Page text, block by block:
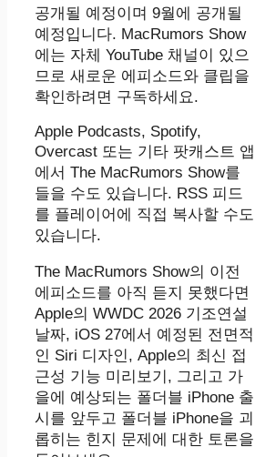
공개될 예정이며 9월에 공개될
예정입니다. MacRumors Show
에는 자체 YouTube 채널이 있으
므로 새로운 에피소드와 클립을
확인하려면 구독하세요.
Apple Podcasts, Spotify,
Overcast 또는 기타 팟캐스트 앱
에서 ‌The MacRumors Show‌를
들을 수도 있습니다. RSS 피드
를 플레이어에 직접 복사할 수도
있습니다.
The MacRumors Show의 이전
에피소드를 아직 듣지 못했다면
Apple의 WWDC 2026‌ 기조연설
날짜, iOS 27에서 예정된 전면적
인 Siri 디자인, Apple의 최신 접
근성 기능 미리보기, 그리고 가
을에 예상되는 폴더블 iPhone 출
시를 앞두고 폴더블 iPhone을 괴
롭히는 힌지 문제에 대한 토론을